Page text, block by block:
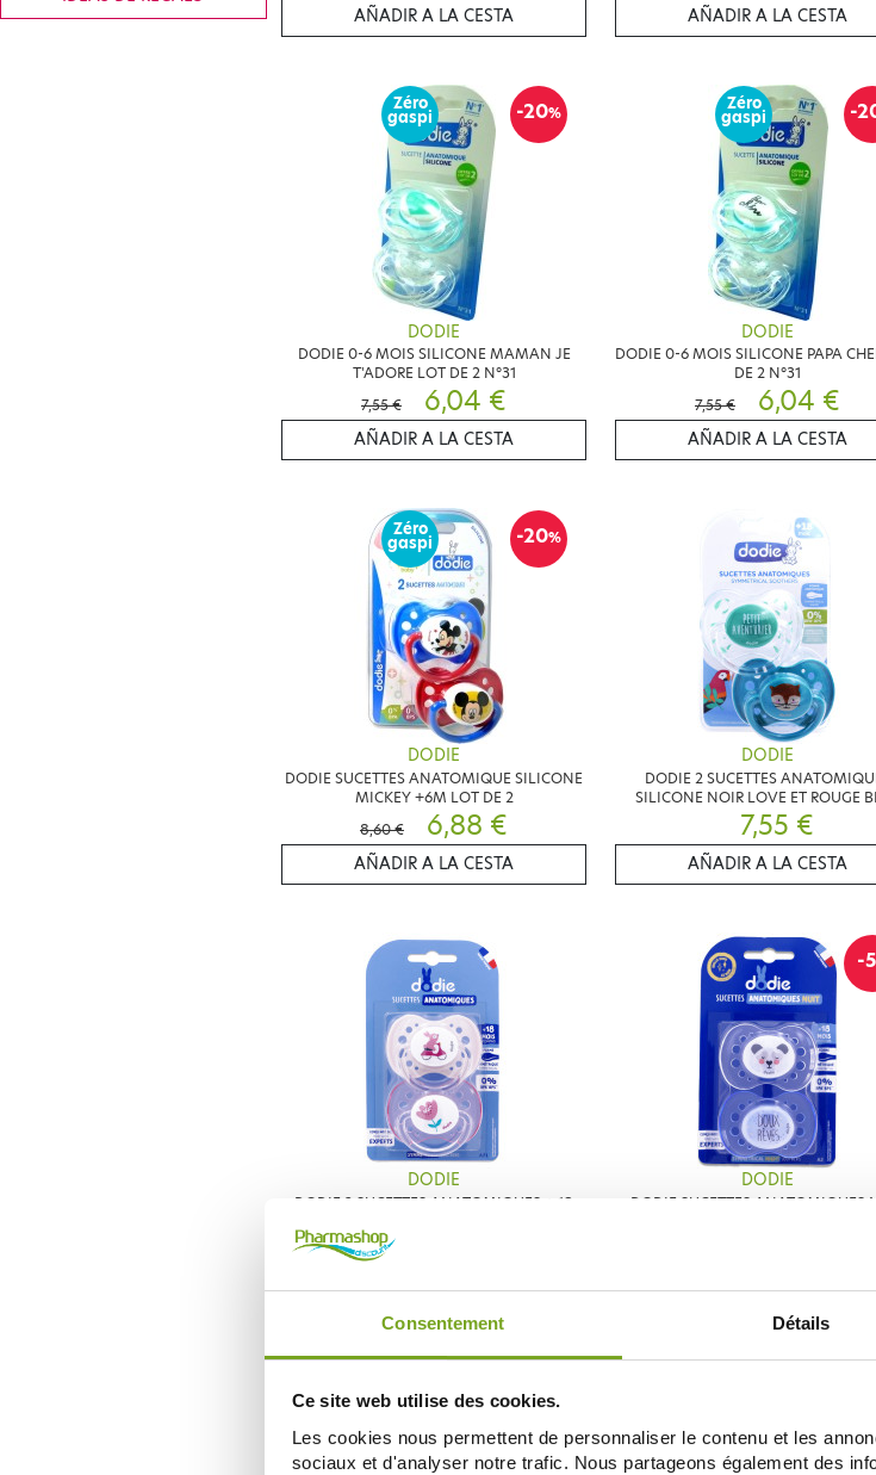
Consentement Détails
Ce site web utilise des cookies.
Les cookies nous permettent de personnaliser le contenu et les
sociaux et d'analyser notre trafic. Nous partageons également des
AÑADIR A LA CESTA AÑADIR A LA CESTA
-20%
Zéro
gaspi
DODIE
DODIE 0-6 MOIS SILICONE MAMAN JE
T'ADORE LOT DE 2 N°31
7,55 €
6,04 €
AÑADIR A LA CESTA
-
Zéro
gaspi
DODIE
DODIE 0-6 MOIS SILICONE PAPA
DE 2 N°31
7,55 €
6,04 €
AÑADIR A LA CESTA
-20%
Zéro
gaspi
DODIE
DODIE SUCETTES ANATOMIQUE SILICONE
MICKEY +6M LOT DE 2
8,60 €
6,88 €
AÑADIR A LA CESTA
DODIE
DODIE 2 SUCETTES
SILICONE NOIR LOVE ET ROUGE
ROCKEUR +18 MOIS
7,55 €
AÑADIR A LA CESTA
DODIE
DODIE 2 SUCETTES ANATOMIQUES + 18
AÑADIR A LA CESTA
-5
DODIE
DODIE SUCETTES ANATOMIQUES
AÑADIR A LA CESTA